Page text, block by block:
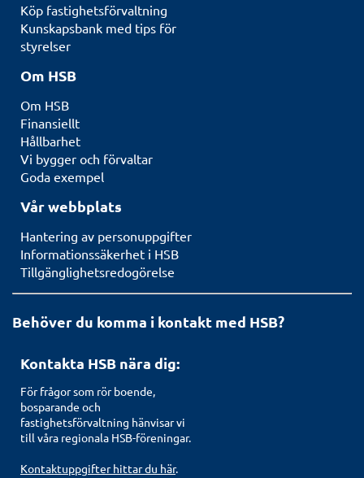
Köp fastighetsförvaltning
Kunskapsbank med tips för
styrelser
Om HSB
Om HSB
Finansiellt
Hållbarhet
Vi bygger och förvaltar
Goda exempel
Vår webbplats
Hantering av personuppgifter
Informationssäkerhet i HSB
Tillgänglighetsredogörelse
Behöver du komma i kontakt med HSB?
Kontakta HSB nära dig:
För frågor som rör boende,
bosparande och
fastighetsförvaltning hänvisar vi
till våra regionala HSB-föreningar.
Kontaktuppgifter hittar du här.